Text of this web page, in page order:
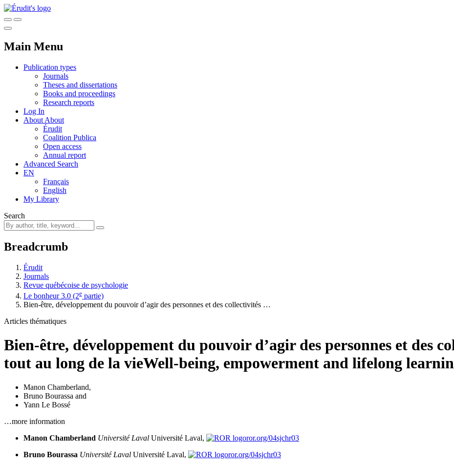
Main Menu
Publication types
Journals
Theses and dissertations
Books and proceedings
Research reports
Log In
About About
Érudit
Coalition Publica
Open access
Annual report
Advanced Search
EN
Français
English
My Library
Search
Breadcrumb
Érudit
Journals
Revue québécoise de psychologie
Le bonheur 3.0 (2e partie)
Bien-être, développement du pouvoir d’agir des personnes et des collectivités …
Articles thématiques
Bien-être, développement du pouvoir d’agir des personnes et des
tout au long de la vieWell-being, empowerment and lifelong
Manon Chamberland,
Bruno Bourassa and
Yann Le Bossé
…more information
Manon Chamberland Université Laval Université Laval,
ror.org/04sjchr03
Bruno Bourassa Université Laval Université Laval,
ror.org/04sjchr03